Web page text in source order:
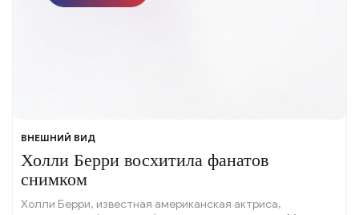
ВНЕШНИЙ ВИД
Холли Берри восхитила фанатов
снимком
Холли Берри, известная американская актриса,